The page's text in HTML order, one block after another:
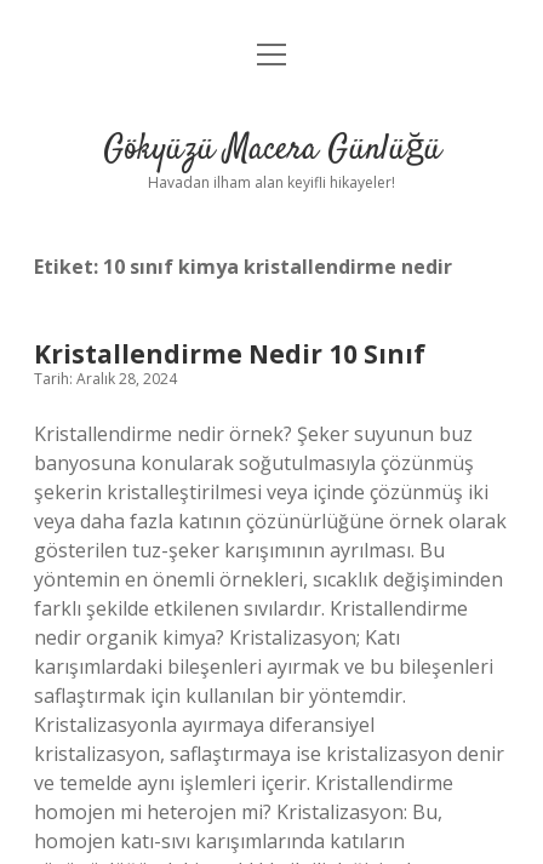
Anasayfa
Yasal Uyarı
menüyü
Gökyüzü Macera Günlüğü
Havadan ilham alan keyifli hikayeler!
Etiket: 10 sınıf kimya kristallendirme nedir
Kristallendirme Nedir 10 Sınıf
Tarih: Aralık 28, 2024
Kristallendirme nedir örnek? Şeker suyunun buz
banyosuna konularak soğutulmasıyla çözünmüş
şekerin kristalleştirilmesi veya içinde çözünmüş iki
veya daha fazla katının çözünürlüğüne örnek olarak
gösterilen tuz-şeker karışımının ayrılması. Bu
yöntemin en önemli örnekleri, sıcaklık değişiminden
farklı şekilde etkilenen sıvılardır. Kristallendirme
nedir organik kimya? Kristalizasyon; Katı
karışımlardaki bileşenleri ayırmak ve bu bileşenleri
saflaştırmak için kullanılan bir yöntemdir.
Kristalizasyonla ayırmaya diferansiyel
kristalizasyon, saflaştırmaya ise kristalizasyon denir
ve temelde aynı işlemleri içerir. Kristallendirme
homojen mi heterojen mi? Kristalizasyon: Bu,
homojen katı-sıvı karışımlarında katıların